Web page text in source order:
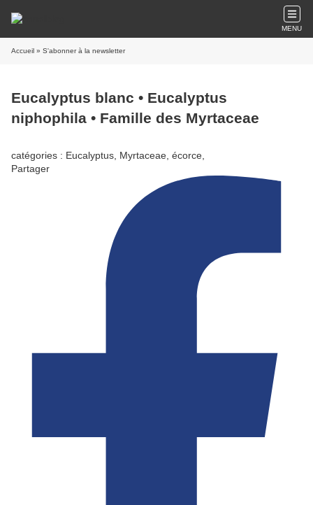
MENU
Accueil » S'abonner à la newsletter
Eucalyptus blanc • Eucalyptus
niphophila • Famille des Myrtaceae
catégories : Eucalyptus, Myrtaceae, écorce,
Partager